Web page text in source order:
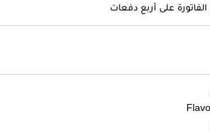
الفاتورة على أربع دفعات